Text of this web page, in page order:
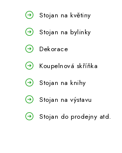
Stojan na květiny
Stojan na bylinky
Dekorace
Koupelnová skříňka
Stojan na knihy
Stojan na výstavu
Stojan do prodejny atd.